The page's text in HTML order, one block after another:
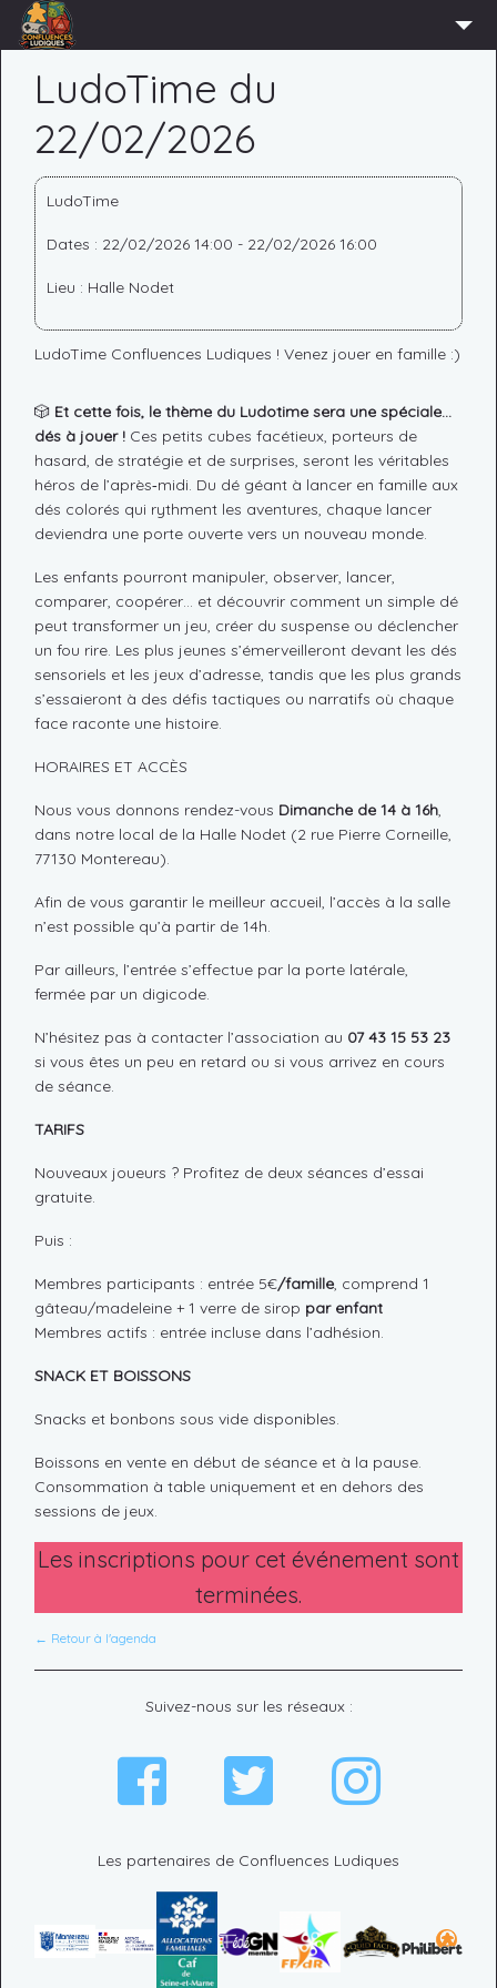
ADHÉRER
AGENDA
ACTUS
LUDOTHÈQUE
PARTENAIRES
PRESSE
CONNEXION
LudoTime du
22/02/2026
LudoTime
Dates : 22/02/2026 14:00 - 22/02/2026 16:00
Lieu : Halle Nodet
LudoTime Confluences Ludiques ! Venez jouer en famille :)
🎲 Et cette fois, le thème du Ludotime sera une spéciale…
dés à jouer ! Ces petits cubes facétieux, porteurs de
hasard, de stratégie et de surprises, seront les véritables
héros de l’après‑midi. Du dé géant à lancer en famille aux
dés colorés qui rythment les aventures, chaque lancer
deviendra une porte ouverte vers un nouveau monde.
Les enfants pourront manipuler, observer, lancer,
comparer, coopérer… et découvrir comment un simple dé
peut transformer un jeu, créer du suspense ou déclencher
un fou rire. Les plus jeunes s’émerveilleront devant les dés
sensoriels et les jeux d’adresse, tandis que les plus grands
s’essaieront à des défis tactiques ou narratifs où chaque
face raconte une histoire.
HORAIRES ET ACCÈS
Nous vous donnons rendez-vous Dimanche de 14 à 16h,
dans notre local de la Halle Nodet (2 rue Pierre Corneille,
77130 Montereau).
Afin de vous garantir le meilleur accueil, l’accès à la salle
n’est possible qu’à partir de 14h.
Par ailleurs, l’entrée s’effectue par la porte latérale,
fermée par un digicode.
N’hésitez pas à contacter l’association au 07 43 15 53 23
si vous êtes un peu en retard ou si vous arrivez en cours
de séance.
TARIFS
Nouveaux joueurs ? Profitez de deux séances d’essai
gratuite.
Puis :
Membres participants : entrée 5€/famille, comprend 1
gâteau/madeleine + 1 verre de sirop par enfant
Membres actifs : entrée incluse dans l’adhésion.
SNACK ET BOISSONS
Snacks et bonbons sous vide disponibles.
Boissons en vente en début de séance et à la pause.
Consommation à table uniquement et en dehors des
sessions de jeux.
Les inscriptions pour cet événement sont
terminées.
← Retour à l'agenda
Les partenaires de Confluences Ludiques
Suivez-nous sur les réseaux :